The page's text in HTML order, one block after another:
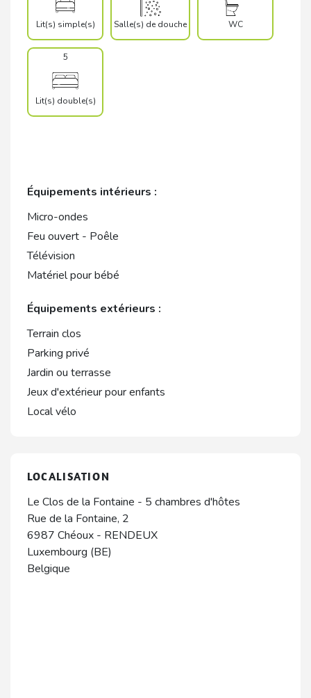
Lit(s) simple(s) Salle(s) de douche WC
5
Lit(s) double(s)
Équipements intérieurs :
Micro-ondes
Feu ouvert - Poêle
Télévision
Matériel pour bébé
Équipements extérieurs :
Terrain clos
Parking privé
Jardin ou terrasse
Jeux d'extérieur pour enfants
Local vélo
LOCALISATION
Le Clos de la Fontaine - 5 chambres d'hôtes
Rue de la Fontaine, 2
6987 Chéoux - RENDEUX
Luxembourg (BE)
Belgique